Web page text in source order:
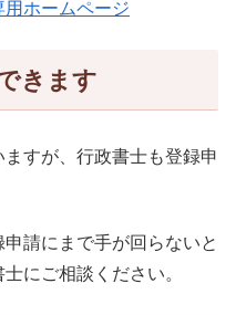
ホームページ
きます
すが、行政書士も登録申
請にまで手が回らないと
にご相談ください。